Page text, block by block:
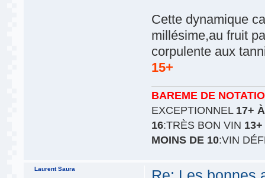
Cette dynamique
millésime,au fruit
corpulente aux
15+
BAREME DE
EXCEPTIONNEL 17+
16:TRÈS BON VIN
MOINS DE 10:VIN
Laurent Saura